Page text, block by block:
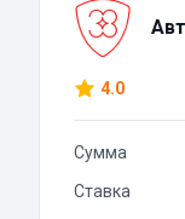
4.0
Сумма
Ставка